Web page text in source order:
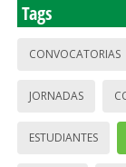
Tags
CONVOCATORIAS
JORNADAS
ESTUDIANTES